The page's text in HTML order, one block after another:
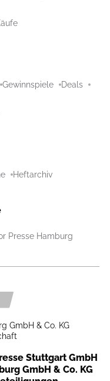
Gewinnspiele Deals
Heftarchiv
Presse Hamburg
GmbH & Co. KG
Stuttgart GmbH
GmbH & Co. KG